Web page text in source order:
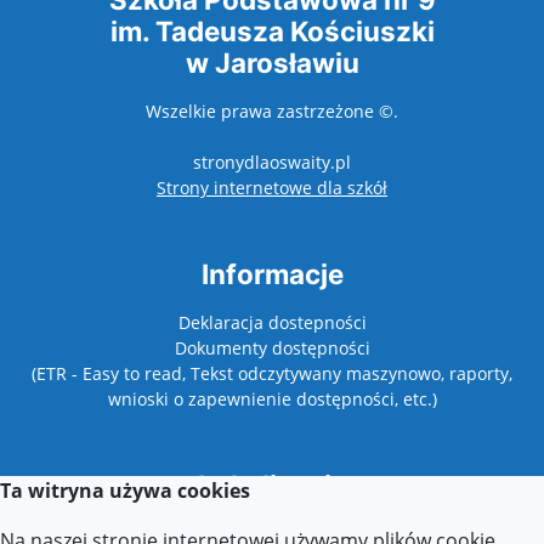
im. Tadeusza Kościuszki
w Jarosławiu
Wszelkie prawa zastrzeżone ©.
stronydlaoswaity.pl
Strony internetowe dla szkółotwiera się w
Informacje
Deklaracja dostepności
Dokumenty dostępności
(ETR - Easy to read, Tekst odczytywany maszynowo, raporty,
wnioski o zapewnienie dostępności, etc.)
Lokalizacja
37-500 Jarosław,
Ta witryna używa cookies